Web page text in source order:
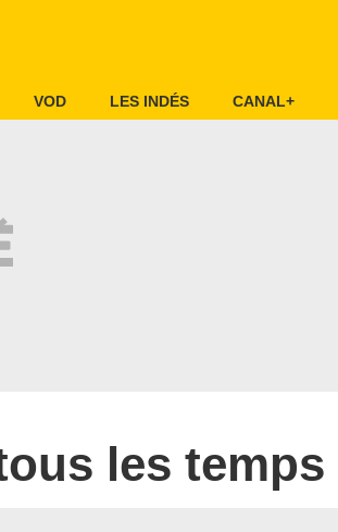
VOD LES INDÉS CANAL+
les temps